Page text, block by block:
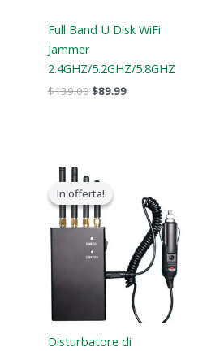
Full Band U Disk WiFi
Jammer
2.4GHZ/5.2GHZ/5.8GHZ
$139.00$89.99
In offerta!
In offerta!
Disturbatore di
prezzo
originale
era:
$299.00.
attuale
$168.69.